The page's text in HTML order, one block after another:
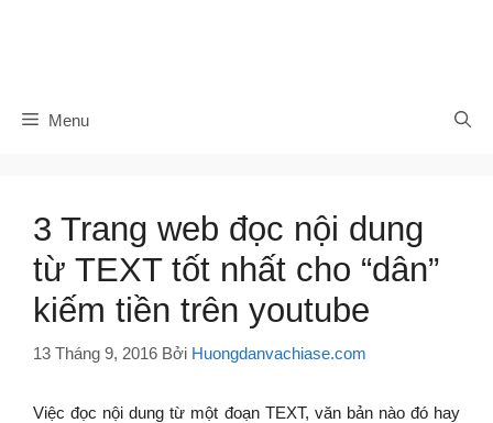
Menu
3 Trang web đọc nội dung
từ TEXT tốt nhất cho “dân”
kiếm tiền trên youtube
13 Tháng 9, 2016 Bởi Huongdanvachiase.com
Việc đọc nội dung từ một đoạn TEXT, văn bản nào đó hay